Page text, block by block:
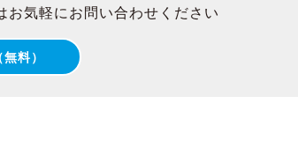
お気軽にお問い合わせください
（無料）